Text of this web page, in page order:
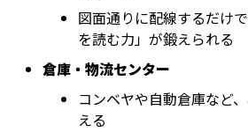
図面通りに配線するだけ
を読む力」が鍛えられる
倉庫・物流センター
コンベヤや自動倉庫など
える